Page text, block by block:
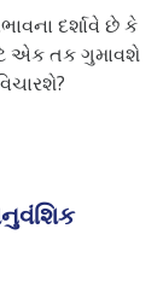
દર્શાવે છે કે
એક તક ગુમાવશે